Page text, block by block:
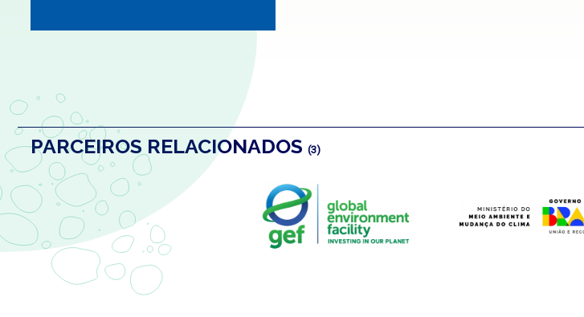
PARCEIROS RELACIONADOS (3)